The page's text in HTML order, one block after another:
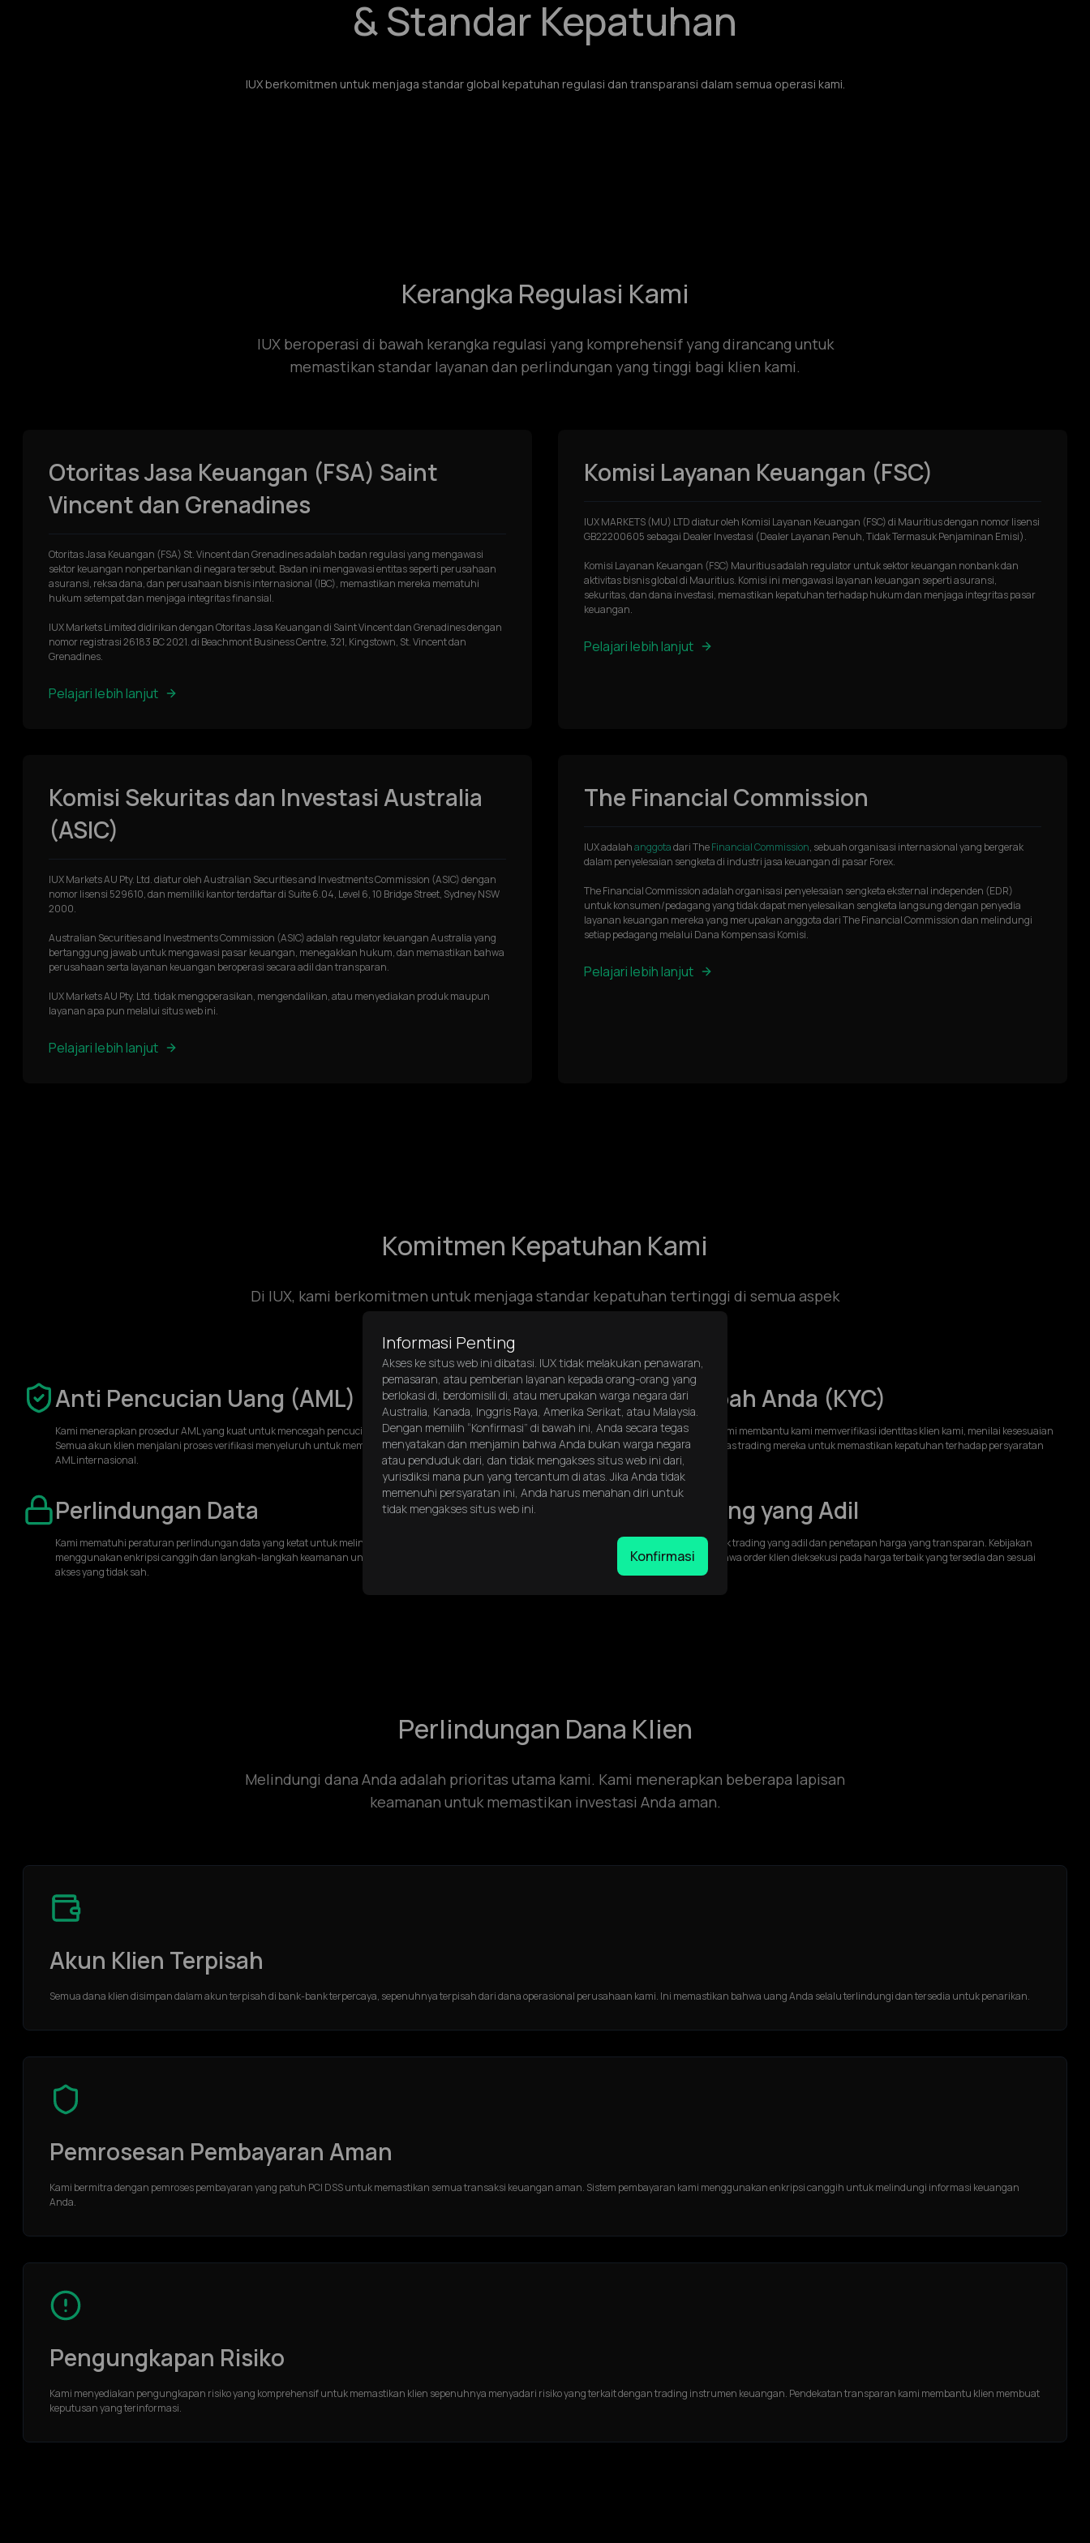
& Standar Kepatuhan
IUX berkomitmen untuk menjaga standar global kepatuhan regulasi dan transparansi dalam semua operasi kami.
Kerangka Regulasi Kami
IUX beroperasi di bawah kerangka regulasi yang komprehensif yang dirancang untuk
memastikan standar layanan dan perlindungan yang tinggi bagi klien kami.
Otoritas Jasa Keuangan (FSA) Saint
Vincent dan Grenadines
Otoritas Jasa Keuangan (FSA) St. Vincent dan Grenadines adalah badan regulasi yang mengawasi
sektor keuangan nonperbankan di negara tersebut. Badan ini mengawasi entitas seperti perusahaan
asuransi, reksa dana, dan perusahaan bisnis internasional (IBC), memastikan mereka mematuhi
hukum setempat dan menjaga integritas finansial.
IUX Markets Limited didirikan dengan Otoritas Jasa Keuangan di Saint Vincent dan Grenadines dengan
nomor registrasi 26183 BC 2021. di Beachmont Business Centre, 321, Kingstown, St. Vincent dan
Grenadines.
Pelajari lebih lanjut
Komisi Layanan Keuangan (FSC)
IUX MARKETS (MU) LTD diatur oleh Komisi Layanan Keuangan (FSC) di Mauritius dengan nomor lisensi
GB22200605 sebagai Dealer Investasi (Dealer Layanan Penuh, Tidak Termasuk Penjaminan Emisi).
Komisi Layanan Keuangan (FSC) Mauritius adalah regulator untuk sektor keuangan nonbank dan
aktivitas bisnis global di Mauritius. Komisi ini mengawasi layanan keuangan seperti asuransi,
sekuritas, dan dana investasi, memastikan kepatuhan terhadap hukum dan menjaga integritas pasar
keuangan.
Pelajari lebih lanjut
Komisi Sekuritas dan Investasi Australia
(ASIC)
IUX Markets AU Pty. Ltd. diatur oleh Australian Securities and Investments Commission (ASIC) dengan
nomor lisensi 529610, dan memiliki kantor terdaftar di Suite 6.04, Level 6, 10 Bridge Street, Sydney NSW
2000.
Australian Securities and Investments Commission (ASIC) adalah regulator keuangan Australia yang
bertanggung jawab untuk mengawasi pasar keuangan, menegakkan hukum, dan memastikan bahwa
perusahaan serta layanan keuangan beroperasi secara adil dan transparan.
IUX Markets AU Pty. Ltd. tidak mengoperasikan, mengendalikan, atau menyediakan produk maupun
layanan apa pun melalui situs web ini.
Pelajari lebih lanjut
The Financial Commission
IUX adalahanggotadari TheFinancial Commission, sebuah organisasi internasional yang bergerak
dalam penyelesaian sengketa di industri jasa keuangan di pasar Forex.
The Financial Commission adalah organisasi penyelesaian sengketa eksternal independen (EDR)
untuk konsumen/pedagang yang tidak dapat menyelesaikan sengketa langsung dengan penyedia
layanan keuangan mereka yang merupakan anggota dari The Financial Commission dan melindungi
setiap pedagang melalui Dana Kompensasi Komisi.
Pelajari lebih lanjut
Komitmen Kepatuhan Kami
Di IUX, kami berkomitmen untuk menjaga standar kepatuhan tertinggi di semua aspek
Anti Pencucian Uang (AML)
Kami menerapkan prosedur AML yang kuat untuk mencegah pencucian uang dan pendanaan terorisme.
Semua akun klien menjalani proses verifikasi menyeluruh untuk memastikan kepatuhan terhadap standar
AML internasional.
Kenali Nasabah Anda (KYC)
Prosedur KYC komprehensif kami membantu kami memverifikasi identitas klien kami, menilai kesesuaian
mereka, dan memantau aktivitas trading mereka untuk memastikan kepatuhan terhadap persyaratan
regulasi.
Perlindungan Data
Kami mematuhi peraturan perlindungan data yang ketat untuk melindungi informasi klien. Sistem kami
menggunakan enkripsi canggih dan langkah-langkah keamanan untuk melindungi data sensitif dari
akses yang tidak sah.
Praktik Trading yang Adil
Kami berkomitmen pada praktik trading yang adil dan penetapan harga yang transparan. Kebijakan
eksekusi kami memastikan bahwa order klien dieksekusi pada harga terbaik yang tersedia dan sesuai
dengan persyaratan regulasi.
Perlindungan Dana Klien
Melindungi dana Anda adalah prioritas utama kami. Kami menerapkan beberapa lapisan
keamanan untuk memastikan investasi Anda aman.
Akun Klien Terpisah
Semua dana klien disimpan dalam akun terpisah di bank-bank terpercaya, sepenuhnya terpisah dari dana operasional perusahaan kami. Ini memastikan bahwa uang Anda selalu terlindungi dan tersedia untuk penarikan.
Pemrosesan Pembayaran Aman
Kami bermitra dengan pemroses pembayaran yang patuh PCI DSS untuk memastikan semua transaksi keuangan aman. Sistem pembayaran kami menggunakan enkripsi canggih untuk melindungi informasi keuangan
Anda.
Pengungkapan Risiko
Kami menyediakan pengungkapan risiko yang komprehensif untuk memastikan klien sepenuhnya menyadari risiko yang terkait dengan trading instrumen keuangan. Pendekatan transparan kami membantu klien membuat
keputusan yang terinformasi.
Informasi Penting
Akses ke situs web ini dibatasi. IUX tidak melakukan penawaran,
pemasaran, atau pemberian layanan kepada orang-orang yang
berlokasi di, berdomisili di, atau merupakan warga negara dari
Australia, Kanada, Inggris Raya, Amerika Serikat, atau Malaysia.
Dengan memilih “Konfirmasi” di bawah ini, Anda secara tegas
menyatakan dan menjamin bahwa Anda bukan warga negara
atau penduduk dari, dan tidak mengakses situs web ini dari,
yurisdiksi mana pun yang tercantum di atas. Jika Anda tidak
memenuhi persyaratan ini, Anda harus menahan diri untuk
tidak mengakses situs web ini.
Konfirmasi